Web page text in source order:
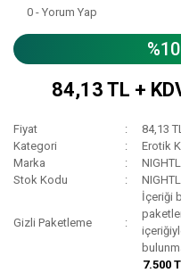
0 - Yorum Yap
84,13 TL +
Fiyat
84,13
Kategori
Erotik
Marka
Stok Kodu
Gizli Paketleme
İçeriği
7.500